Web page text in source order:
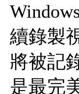
續錄製
將被記
是最完